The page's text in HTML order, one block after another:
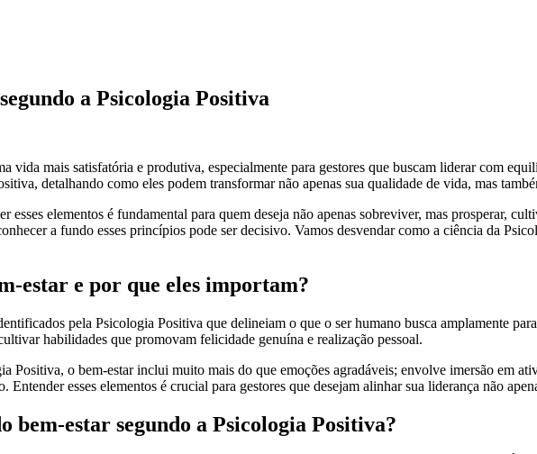
a Psicologia Positiva
vida mais satisfatória e produtiva, especialmente para gestores que buscam liderar com
detalhando como eles podem transformar não apenas sua qualidade de vida, mas
esses elementos é fundamental para quem deseja não apenas sobreviver, mas prosperar,
a fundo esses princípios pode ser decisivo. Vamos desvendar como a ciência da
estar e por que eles importam?
pela Psicologia Positiva que delineiam o que o ser humano busca amplamente
habilidades que promovam felicidade genuína e realização pessoal.
Positiva, o bem-estar inclui muito mais do que emoções agradáveis; envolve imersão em
esses elementos é crucial para gestores que desejam alinhar sua liderança não
bem-estar segundo a Psicologia Positiva?